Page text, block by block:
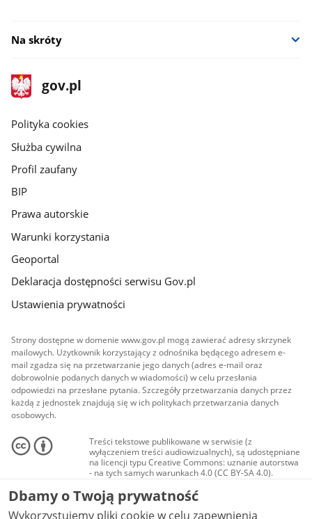
Na skróty
stopka
gov.pl
Strona
gov.pl
gov.pl
Polityka cookies
Służba cywilna
Profil zaufany
BIP
Prawa autorskie
Warunki korzystania
Geoportal
Deklaracja dostępności serwisu Gov.pl
Ustawienia prywatności
Strony dostępne w domenie www.gov.pl mogą zawierać adresy skrzynek
mailowych. Użytkownik korzystający z odnośnika będącego adresem e-
mail zgadza się na przetwarzanie jego danych (adres e-mail oraz
dobrowolnie podanych danych w wiadomości) w celu przesłania
odpowiedzi na przesłane pytania. Szczegóły przetwarzania danych przez
każdą z jednostek znajdują się w ich politykach przetwarzania danych
osobowych.
Treści tekstowe publikowane w serwisie (z
wyłączeniem treści audiowizualnych), są udostępniane
na licencji typu Creative Commons: uznanie autorstwa
- na tych samych warunkach 4.0 (CC BY-SA 4.0).
Materiały audiowizualne, w tym zdjęcia, materiały
audio i wideo, są udostępniane na licencji typu
Creative Commons: uznanie autorstwa użycie
niekomercyjne - bez utworów zależnych 4.0 (CC BY-
Dbamy o Twoją prywatność
Wykorzystujemy pliki cookie w celu zapewnienia